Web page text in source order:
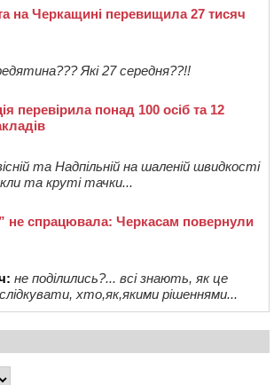
на Черкащині перевищила 27 тисяч
Які 27 середня??!!
перевірила понад 100 осіб та 12
та Надпільній на шаленій швидкості
та круті тачки...
не спрацювала: Черкасам повернули
не поділились?... всі знають, як це
хто,як,якими рішеннями...